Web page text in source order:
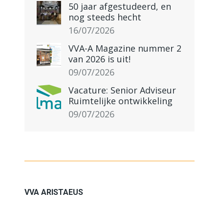
50 jaar afgestudeerd, en
nog steeds hecht
16/07/2026
VVA-A Magazine nummer 2
van 2026 is uit!
09/07/2026
Vacature: Senior Adviseur
Ruimtelijke ontwikkeling
09/07/2026
VVA ARISTAEUS